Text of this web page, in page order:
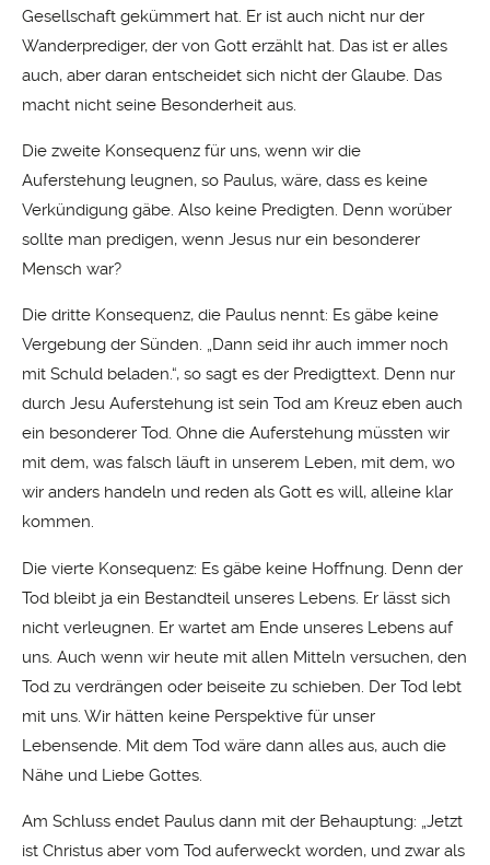
Gesellschaft gekümmert hat. Er ist auch nicht nur der
Wanderprediger, der von Gott erzählt hat. Das ist er alles
auch, aber daran entscheidet sich nicht der Glaube. Das
macht nicht seine Besonderheit aus.
Die zweite Konsequenz für uns, wenn wir die
Auferstehung leugnen, so Paulus, wäre, dass es keine
Verkündigung gäbe. Also keine Predigten. Denn worüber
sollte man predigen, wenn Jesus nur ein besonderer
Mensch war?
Die dritte Konsequenz, die Paulus nennt: Es gäbe keine
Vergebung der Sünden. „Dann seid ihr auch immer noch
mit Schuld beladen.“, so sagt es der Predigttext. Denn nur
durch Jesu Auferstehung ist sein Tod am Kreuz eben auch
ein besonderer Tod. Ohne die Auferstehung müssten wir
mit dem, was falsch läuft in unserem Leben, mit dem, wo
wir anders handeln und reden als Gott es will, alleine klar
kommen.
Die vierte Konsequenz: Es gäbe keine Hoffnung. Denn der
Tod bleibt ja ein Bestandteil unseres Lebens. Er lässt sich
nicht verleugnen. Er wartet am Ende unseres Lebens auf
uns. Auch wenn wir heute mit allen Mitteln versuchen, den
Tod zu verdrängen oder beiseite zu schieben. Der Tod lebt
mit uns. Wir hätten keine Perspektive für unser
Lebensende. Mit dem Tod wäre dann alles aus, auch die
Nähe und Liebe Gottes.
Am Schluss endet Paulus dann mit der Behauptung: „Jetzt
ist Christus aber vom Tod auferweckt worden, und zwar als